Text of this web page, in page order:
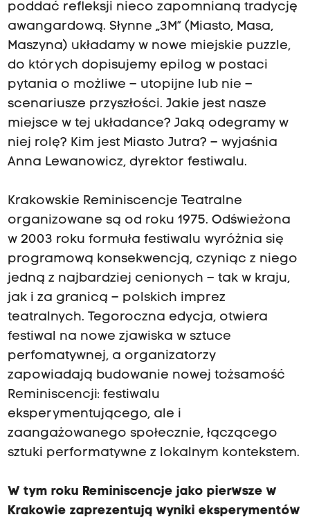
poddać refleksji nieco zapomnianą tradycję
awangardową. Słynne „3M” (Miasto, Masa,
Maszyna) układamy w nowe miejskie puzzle,
do których dopisujemy epilog w postaci
pytania o możliwe – utopijne lub nie –
scenariusze przyszłości. Jakie jest nasze
miejsce w tej układance? Jaką odegramy w
niej rolę? Kim jest Miasto Jutra? – wyjaśnia
Anna Lewanowicz, dyrektor festiwalu.
Krakowskie Reminiscencje Teatralne
organizowane są od roku 1975. Odświeżona
w 2003 roku formuła festiwalu wyróżnia się
programową konsekwencją, czyniąc z niego
jedną z najbardziej cenionych – tak w kraju,
jak i za granicą – polskich imprez
teatralnych. Tegoroczna edycja, otwiera
festiwal na nowe zjawiska w sztuce
perfomatywnej, a organizatorzy
zapowiadają budowanie nowej tożsamość
Reminiscencji: festiwalu
eksperymentującego, ale i
zaangażowanego społecznie, łączącego
sztuki performatywne z lokalnym kontekstem.
W tym roku Reminiscencje jako pierwsze w
Krakowie zaprezentują wyniki eksperymentów